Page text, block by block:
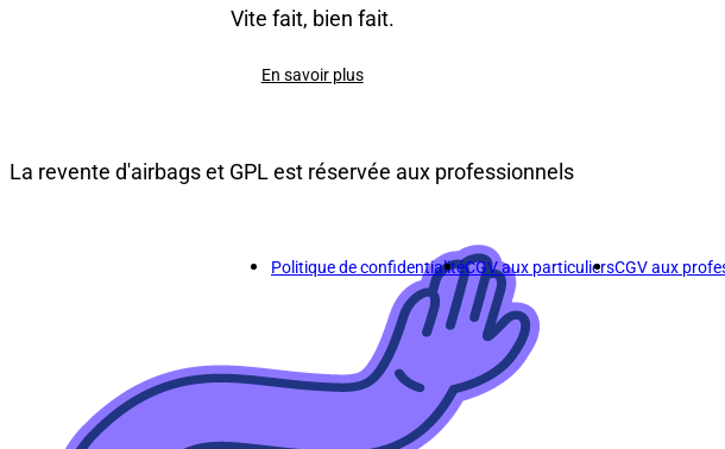
Vite fait, bien fait.
En savoir plus
La revente d'airbags et GPL est réservée aux professionnels
Politique de confidentialitéCGV aux particuliersCGV aux